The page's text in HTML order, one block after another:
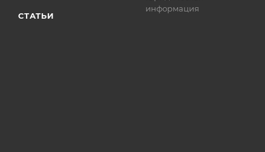
СТАТЬИ
информация